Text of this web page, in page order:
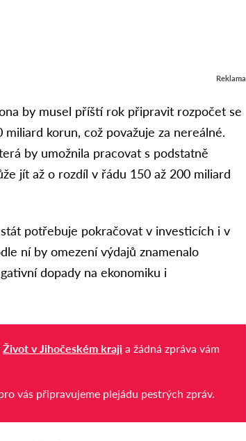
Reklama
by musel příští rok připravit rozpočet se
korun, což považuje za nereálné.
by umožnila pracovat s podstatně
jít až o rozdíl v řádu 150 až 200 miliard
potřebuje pokračovat v investicích i v
ní by omezení výdajů znamenalo
dopady na ekonomiku i
Život v Jihočeském kraji a žádná zpráva vám
vás připravujeme plejádu pestrých zpráv.